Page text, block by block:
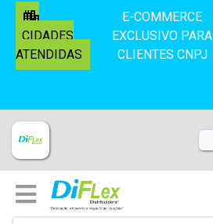
CIDADES
ATENDIDAS
E-COMMERCE
EXCLUSIVO PARA
CLIENTES CNPJ